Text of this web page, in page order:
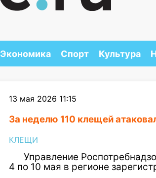
Экономика Спорт Культура
13 мая 2026 11:15
За неделю 110 клещей
КЛЕЩИ
Управление
4 по 10 мая в регионе